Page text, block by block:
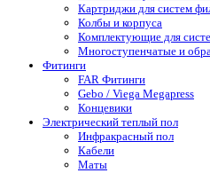
Картриджи для систем
Колбы и корпуса
Комплектующие для
Многоступенчатые и
Фитинги
FAR Фитинги
Gebo / Viega Megapress
Концевики
Электрический теплый пол
Инфракрасный пол
Кабели
Маты